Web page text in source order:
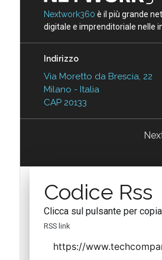
Nextwork360 è il più grande
digitale e imprenditoriale nelle
Indirizzo
Via Moretto da Brescia, 22
Milano - Italia
CAP 20133
Codice Rss
Clicca sul pulsante per
RSS link